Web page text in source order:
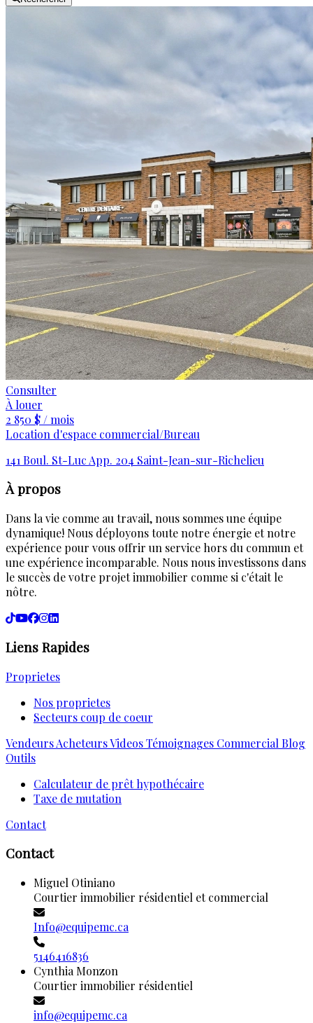
Consulter
À louer
2 850 $ / mois
Location d'espace commercial/Bureau
141 Boul. St-Luc App. 204 Saint-Jean-sur-Richelieu
À propos
Dans la vie comme au travail, nous sommes une équipe
dynamique! Nous déployons toute notre énergie et notre
expérience pour vous offrir un service hors du commun et
une expérience incomparable. Nous nous investissons dans
le succès de votre projet immobilier comme si c'était le
nôtre.
Liens Rapides
Proprietes
Nos proprietes
Secteurs coup de coeur
VendeursAcheteursVideosTémoignages Commercial Blog
Outils
Calculateur de prêt hypothécaire
Taxe de mutation
Contact
Contact
Miguel Otiniano
Courtier immobilier résidentiel et commercial
Info@equipemc.ca
5146416836
Cynthia Monzon
Courtier immobilier résidentiel
info@equipemc.ca